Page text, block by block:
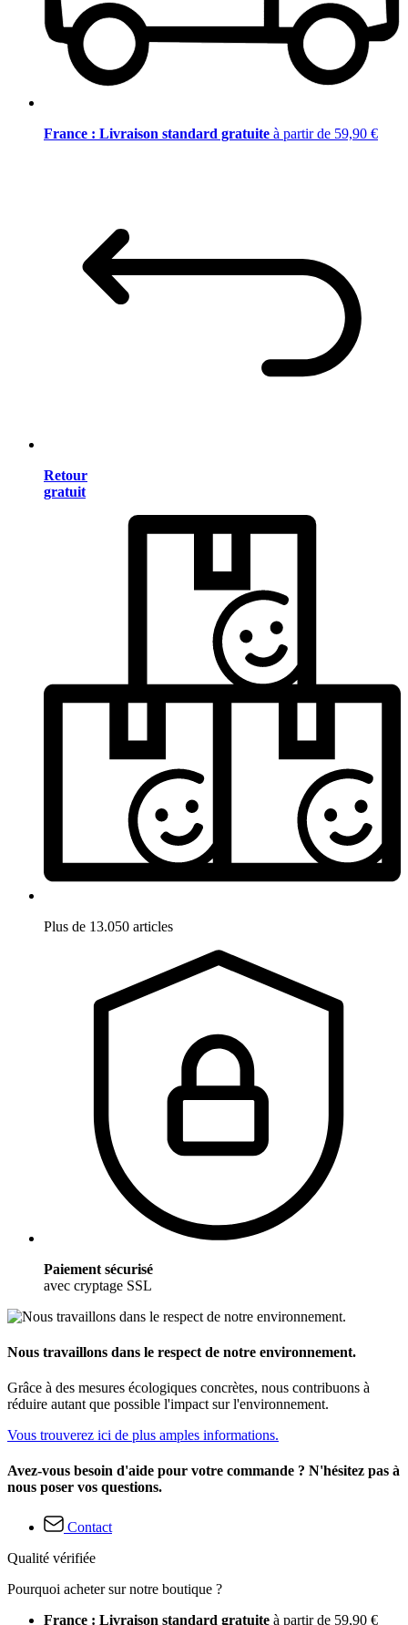
France : Livraison standard gratuite à partir de 59,90 €
Retour
gratuit
Plus de 13.050 articles
Paiement sécurisé
avec cryptage SSL
Nous travaillons dans le respect de notre environnement.
Grâce à des mesures écologiques concrètes, nous contribuons à
réduire autant que possible l'impact sur l'environnement.
Vous trouverez ici de plus amples informations.
Avez-vous besoin d'aide pour votre commande ? N'hésitez pas à
nous poser vos questions.
Contact
Qualité vérifiée
Pourquoi acheter sur notre boutique ?
France : Livraison standard gratuite à partir de 59,90 €